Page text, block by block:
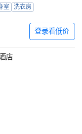
室
洗衣房
登录看低价
店